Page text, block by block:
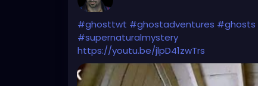
#ghosttwt #ghostadventures #ghosts
#supernaturalmystery
https://youtu.be/jlpD41zwTrs